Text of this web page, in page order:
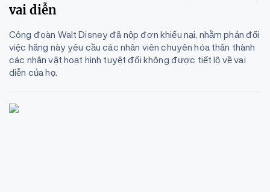
vai diễn
Công đoàn Walt Disney đã nộp đơn khiếu nại, nhằm phản đối
việc hãng này yêu cầu các nhân viên chuyên hóa thân thành
các nhân vật hoạt hình tuyệt đối không được tiết lộ về vai
diễn của họ.